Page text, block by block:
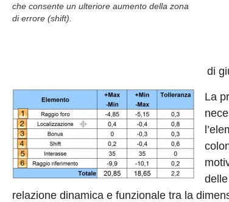
che consente un ulteriore aumento della zona
di errore (shift).
di
La
relazione dinamica e funzionale tra la